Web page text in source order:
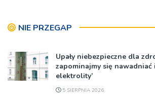
NIE PRZEGAP
Upały niebezpieczne dla
zapominajmy się nawadniać
elektrolity’
5 SIERPNIA 2026